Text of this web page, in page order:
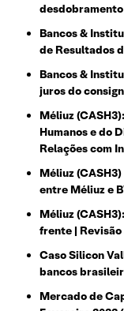
Bancos &
de Resultados
Bancos &
juros do
Méliuz
Humanos e do
Relações com
Méliuz
entre Méliuz e
Méliuz
frente | Revisão
Caso Silicon
bancos
Mercado de